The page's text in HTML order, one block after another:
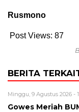
Rusmono
Post Views: 87
BERITA
Minggu, 9 Agustus 2026 -
Gowes Meriah